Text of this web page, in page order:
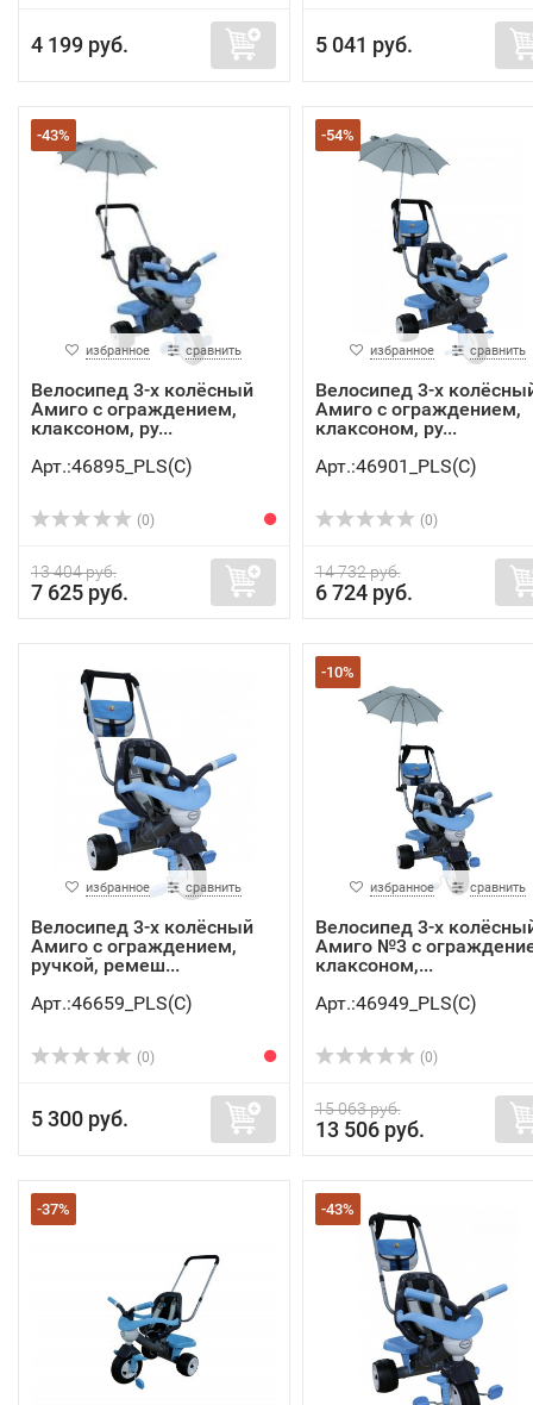
4 199 руб. 5 041 руб.
-43%
избранное сравнить
Велосипед 3-х колёсный
Амиго с ограждением,
клаксоном, ру...
Арт.:46895_PLS(C)
(0)
13 404 руб.
7 625 руб.
-54%
избранное сравнить
Велосипед 3-х
Амиго с ограждением,
клаксоном, ру...
Арт.:46901_PLS(C)
(0)
14 732 руб.
6 724 руб.
избранное сравнить
Велосипед 3-х колёсный
Амиго с ограждением,
ручкой, ремеш...
Арт.:46659_PLS(C)
(0)
5 300 руб.
-10%
избранное сравнить
Велосипед 3-х
Амиго №3 с
клаксоном,...
Арт.:46949_PLS(C)
(0)
15 063 руб.
13 506 руб.
-37% -43%